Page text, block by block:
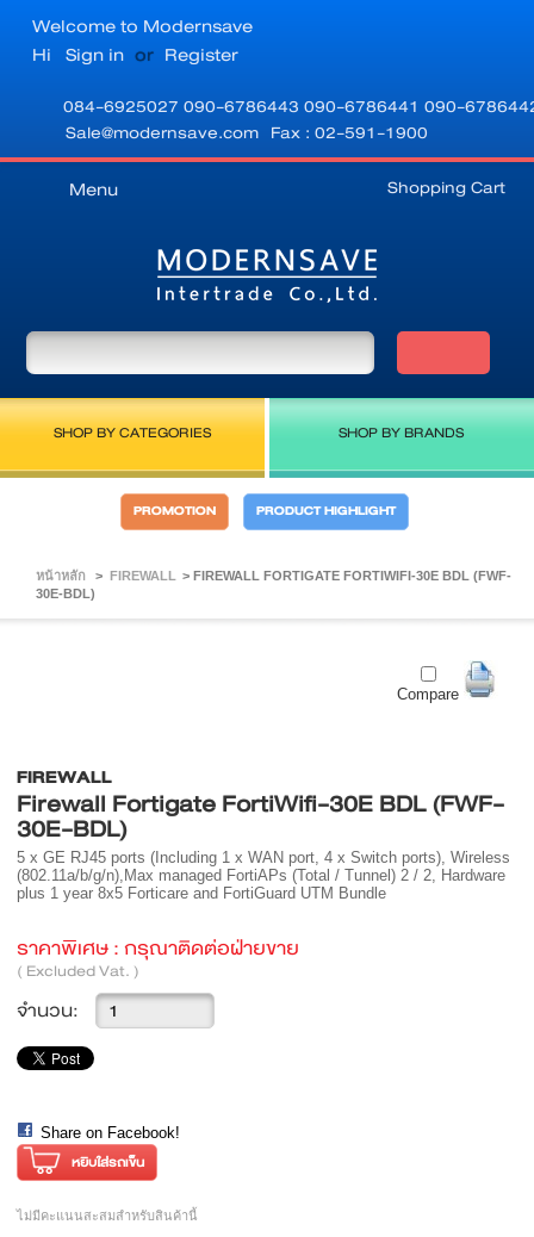
Welcome to Modernsave
Hi Sign in or Register
084-6925027 090-6786443 090-6786441 090-
Sale@modernsave.com Fax : 02-591-1900
Shopping Cart
Menu
SHOP BY CATEGORIES SHOP BY BRANDS
PROMOTION PRODUCT HIGHLIGHT
หน้าหลัก > FIREWALL > FIREWALL FORTIGATE FORTIWIFI-30E BDL (FWF-
30E-BDL)
Compare
FIREWALL
Firewall Fortigate FortiWifi-30E BDL (FWF-
30E-BDL)
5 x GE RJ45 ports (Including 1 x WAN port, 4 x Switch ports), Wireless
(802.11a/b/g/n),Max managed FortiAPs (Total / Tunnel) 2 / 2, Hardware
plus 1 year 8x5 Forticare and FortiGuard UTM Bundle
ราคาพิเศษ : กรุณาติดต่อฝ่ายขาย
( Excluded Vat. )
จำนวน:
Share on Facebook!
ไม่มีคะแนนสะสมสำหรับสินค้านี้